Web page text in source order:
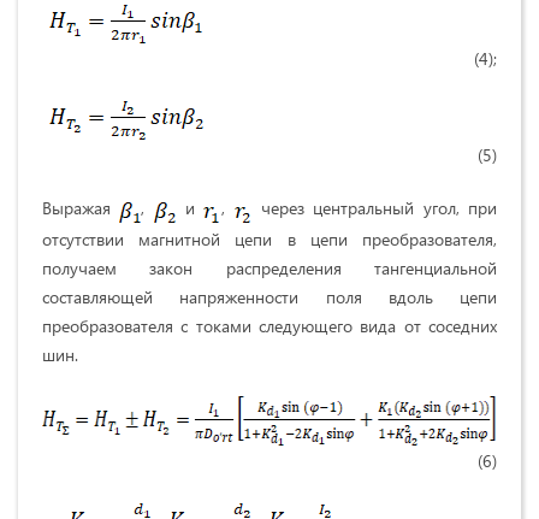
(4);
(5)
Выражая , и ,
через центральный угол, при
отсутствии магнитной цепи в цепи преобразователя,
получаем закон распределения тангенциальной
составляющей напряженности поля вдоль цепи
преобразователя с токами следующего вида от соседних
шин.
(6)